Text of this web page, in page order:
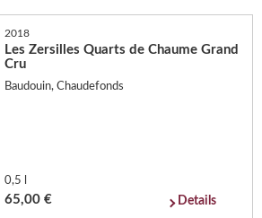
2018
Les Zersilles Quarts de Chaume Grand
Cru
Baudouin, Chaudefonds
0,5 l
65,00 € Details